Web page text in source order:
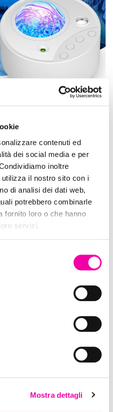
contenuti ed
dei social media e per
inoltre
il nostro sito con i
di analisi dei dati web,
potrebbero combinarle
fornito loro o che hanno
servizi.
Mostra dettagli